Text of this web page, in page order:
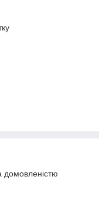
домовленістю